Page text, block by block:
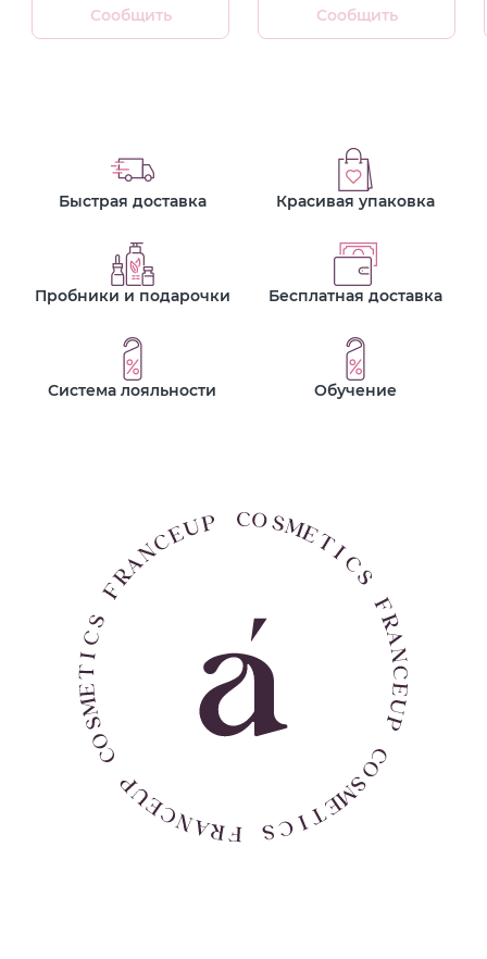
Сообщить Сообщить
Быстрая доставка Красивая упаковка
Пробники и подарочки Бесплатная доставка
Система лояльности Обучение